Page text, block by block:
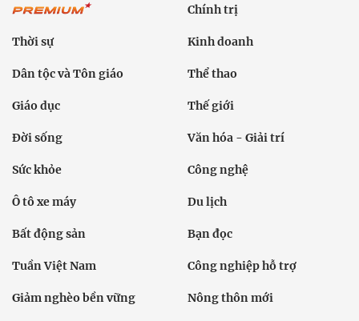
Chính trị
Thời sự Kinh doanh
Dân tộc và Tôn giáo Thể thao
Giáo dục Thế giới
Đời sống Văn hóa - Giải trí
Sức khỏe Công nghệ
Ô tô xe máy Du lịch
Bất động sản Bạn đọc
Tuần Việt Nam Công nghiệp hỗ trợ
Giảm nghèo bền vững Nông thôn mới